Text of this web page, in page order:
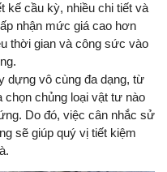
kế cầu kỳ, nhiều chi tiết và
nhận mức giá cao hơn
thời gian và công sức vào
dựng vô cùng đa dạng, từ
chọn chủng loại vật tư nào
Do đó, việc cân nhắc sử
sẽ giúp quý vị tiết kiệm